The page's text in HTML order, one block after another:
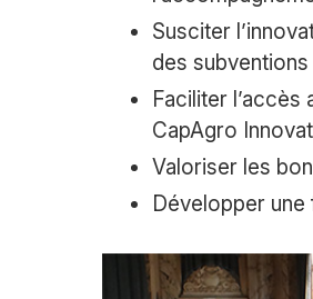
Susciter
des subventions
Faciliter
CapAgro
Valoriser les
Développer